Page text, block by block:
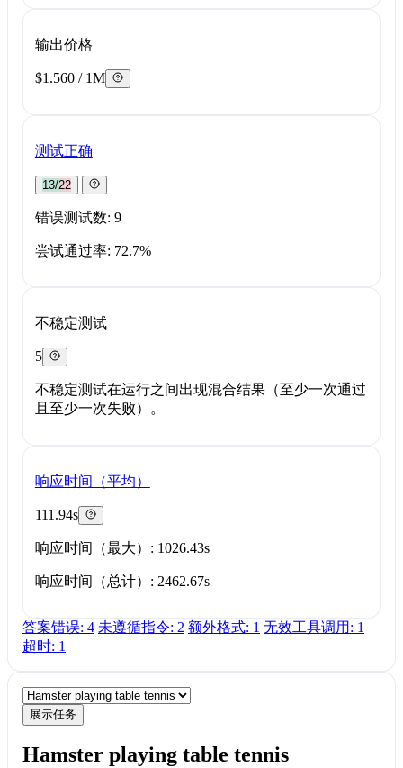
输出价格
$1.560 / 1M
测试正确
13/22
错误测试数: 9
尝试通过率: 72.7%
不稳定测试
5
不稳定测试在运行之间出现混合结果（至少一次通过
且至少一次失败）。
响应时间（平均）
111.94s
响应时间（最大）: 1026.43s
响应时间（总计）: 2462.67s
答案错误: 4 未遵循指令: 2 额外格式: 1 无效工具调用: 1
超时: 1
展示任务
Hamster playing table tennis